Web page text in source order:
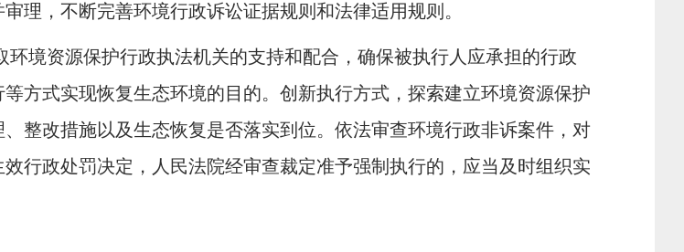
理，不断完善环境行政诉讼证据规则和法律适用规则。
境资源保护行政执法机关的支持和配合，确保被执行人应承担的行政
方式实现恢复生态环境的目的。创新执行方式，探索建立环境资源保护
整改措施以及生态恢复是否落实到位。依法审查环境行政非诉案件，对
行政处罚决定，人民法院经审查裁定准予强制执行的，应当及时组织实